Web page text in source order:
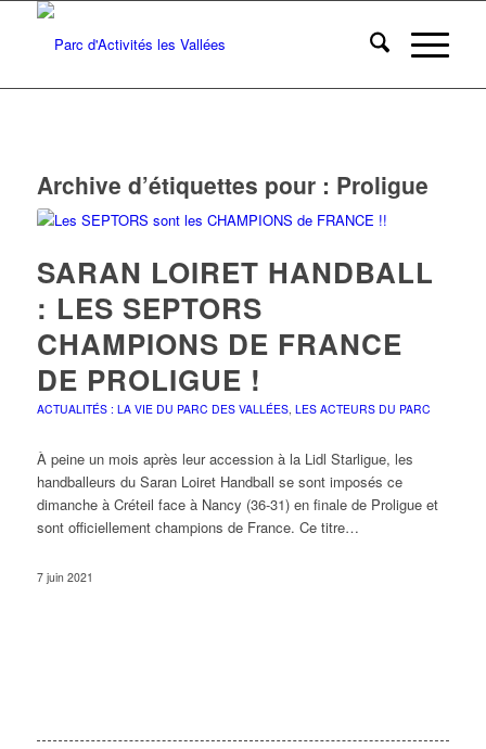
Archive d’étiquettes pour : Proligue
SARAN LOIRET HANDBALL
: LES SEPTORS
CHAMPIONS DE FRANCE
DE PROLIGUE !
ACTUALITÉS : LA VIE DU PARC DES VALLÉES, LES ACTEURS DU PARC
À peine un mois après leur accession à la Lidl Starligue, les
handballeurs du Saran Loiret Handball se sont imposés ce
dimanche à Créteil face à Nancy (36-31) en finale de Proligue et
sont officiellement champions de France. Ce titre…
7 juin 2021